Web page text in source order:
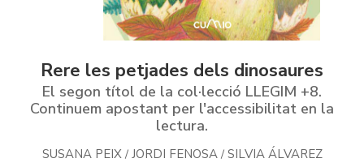
Rere les petjades dels dinosaures
El segon títol de la col·lecció LLEGIM +8.
Continuem apostant per l'accessibilitat en la
lectura.
SUSANA PEIX / JORDI FENOSA / SILVIA ÁLVAREZ